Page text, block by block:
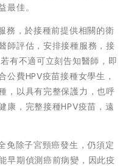
最佳。
務，於接種前提供相關的衛
師評估，安排接種服務，接
有不適可立刻告知醫師，即
公費HPV疫苗接種女學生，
，以具有完整保護力，也呼
康，完整接種HPV疫苗，遠
免除子宮頸癌發生，仍須定
早期偵測癌前病變，因此疫